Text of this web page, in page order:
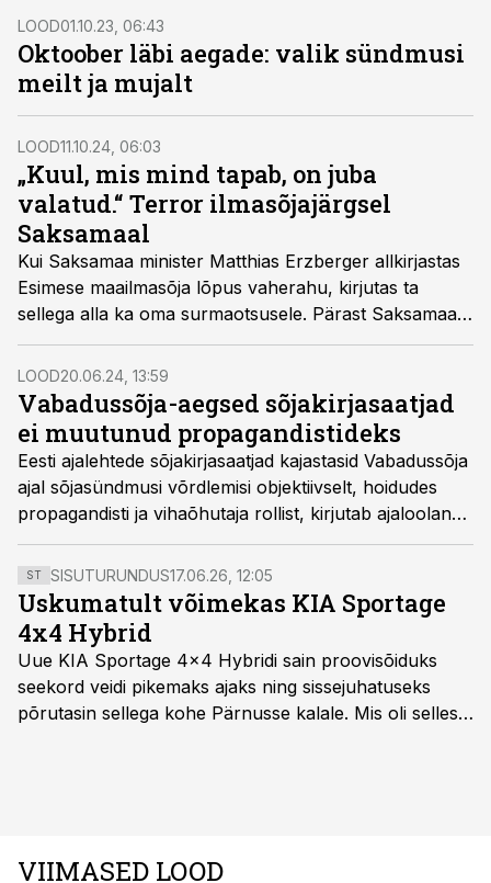
LOOD01.10.23, 06:43
Oktoober läbi aegade: valik sündmusi
meilt ja mujalt
LOOD11.10.24, 06:03
„Kuul, mis mind tapab, on juba
valatud.“ Terror ilmasõjajärgsel
Saksamaal
Kui Saksamaa minister Matthias Erzberger allkirjastas
Esimese maailmasõja lõpus vaherahu, kirjutas ta
sellega alla ka oma surmaotsusele. Pärast Saksamaale
alandava rahu sõlmimist sai Erzbergerist riigis
puhkenud vihakampaania esimene ohver.
LOOD20.06.24, 13:59
Vabadussõja-aegsed sõjakirjasaatjad
ei muutunud propagandistideks
Eesti ajalehtede sõjakirjasaatjad kajastasid Vabadussõja
ajal sõjasündmusi võrdlemisi objektiivselt, hoidudes
propagandisti ja vihaõhutaja rollist, kirjutab ajaloolane
Toivo Kikkas ajakirjas Methis avaldatud artiklis.
ST SISUTURUNDUS17.06.26, 12:05
Uskumatult võimekas KIA Sportage
4x4 Hybrid
Uue KIA Sportage 4x4 Hybridi sain proovisõiduks
seekord veidi pikemaks ajaks ning sissejuhatuseks
põrutasin sellega kohe Pärnusse kalale. Mis oli selles
VIIMASED LOOD